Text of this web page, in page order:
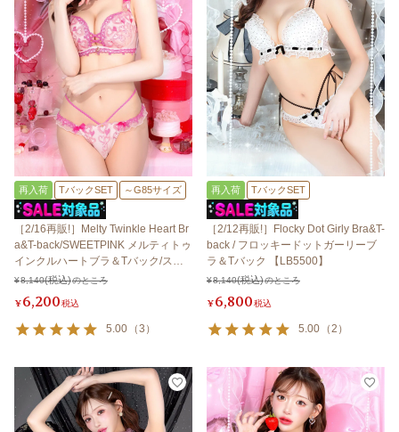
再入荷 TバックSET ～G85サイズ
［2/16再販!］Melty Twinkle Heart Br
a&T-back/SWEETPINK メルティトゥ
インクルハートブラ＆Tバック/スイ
ートピンク 【LB5500】
¥8,140 のところ
¥6,200税込
5.00 （3 ）
再入荷 TバックSET
［2/12再販!］Flocky Dot Girly Bra&T-
back / フロッキードットガーリーブ
ラ＆Tバック 【LB5500】
¥8,140 のところ
¥6,800税込
5.00 （2 ）